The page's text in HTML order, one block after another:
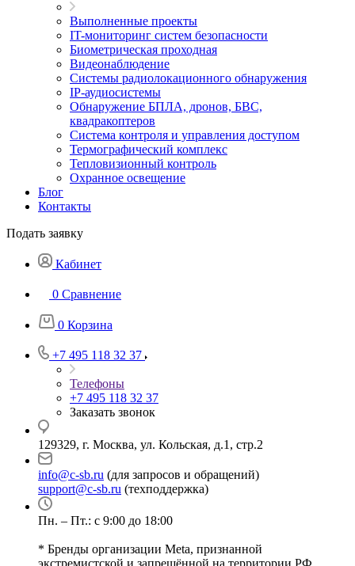
Выполненные проекты
IT-мониторинг систем безопасности
Биометрическая проходная
Видеонаблюдение
Системы радиолокационного обнаружения
IP-аудиосистемы
Обнаружение БПЛА, дронов, БВС,
квадракоптеров
Система контроля и управления доступом
Термографический комплекс
Тепловизионный контроль
Охранное освещение
Блог
Контакты
Подать заявку
Кабинет
0 Сравнение
0 Корзина
+7 495 118 32 37
Телефоны
+7 495 118 32 37
Заказать звонок
129329, г. Москва, ул. Кольская, д.1, стр.2
info@c-sb.ru (для запросов и обращений)
support@c-sb.ru (техподдержка)
Пн. – Пт.: с 9:00 до 18:00
* Бренды организации Meta, признанной
экстремистской и запрещённой на территории РФ